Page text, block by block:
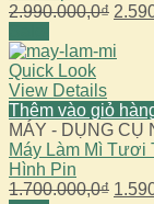
2.990.000,0₫ Giá
là:
Quick Look
View Details
Thêm vào giỏ
MÁY - DỤNG CỤ
Máy Làm Mì Tươi
Hình Pin
1.700.000,0₫ Giá